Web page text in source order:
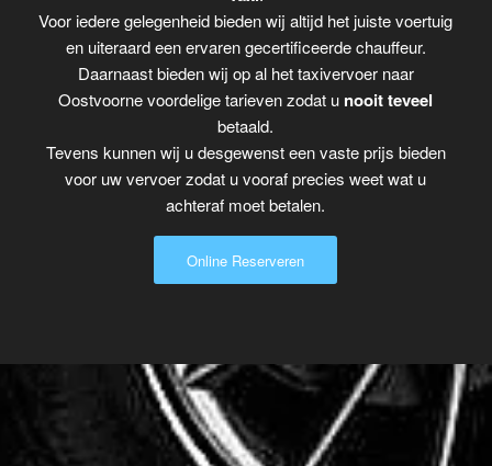
Voor iedere gelegenheid bieden wij altijd het juiste voertuig
en uiteraard een ervaren gecertificeerde chauffeur.
Daarnaast bieden wij op al het taxivervoer naar
Oostvoorne voordelige tarieven zodat u nooit teveel
betaald.
Tevens kunnen wij u desgewenst een vaste prijs bieden
voor uw vervoer zodat u vooraf precies weet wat u
achteraf moet betalen.
Online Reserveren